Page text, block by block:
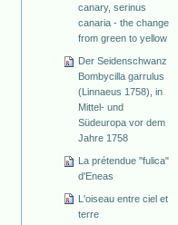
canary, serinus
canaria - the change
from green to yellow
Der Seidenschwanz
Bombycilla garrulus
(Linnaeus 1758), in
Mittel- und
Südeuropa vor dem
Jahre 1758
La prétendue "fulica"
d'Eneas
L'oiseau entre ciel et
terre